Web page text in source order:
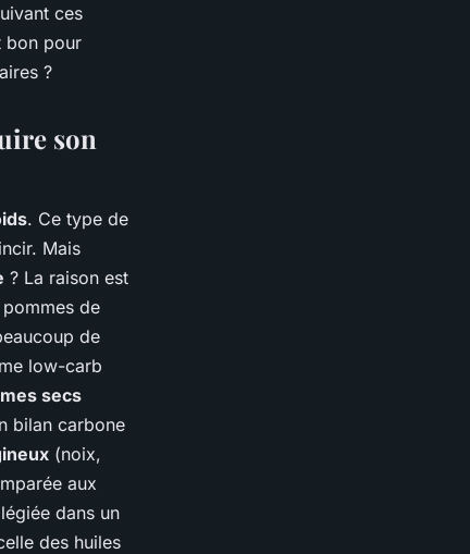
ces
bon pour
?
son
. Ce type de
Mais
? La raison est
de
de
low-carb
secs
bilan carbone
(noix,
aux
dans un
des huiles